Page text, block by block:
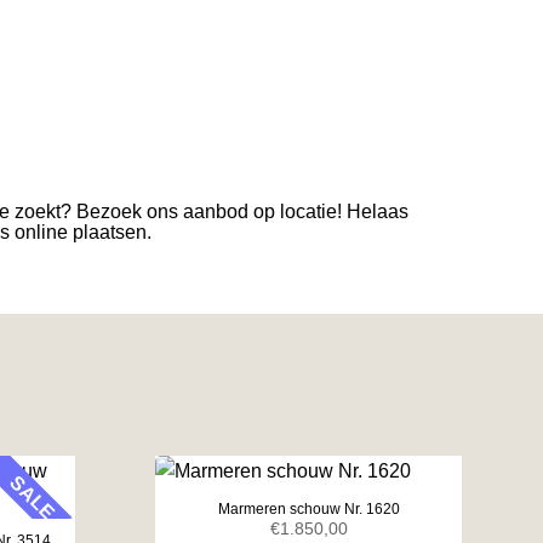
zoekt? Bezoek ons aanbod op locatie! Helaas
online plaatsen.
SALE Marmeren schouw Nr. 1620
€1.850,00